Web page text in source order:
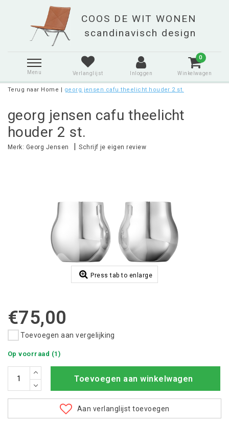
Menu Verlanglijst Inloggen
0
Winkelwagen
Terug naar Home | georg jensen cafu theelicht houder 2 st.
georg jensen cafu theelicht
houder 2 st.
Merk: Georg Jensen |Schrijf je eigen review
Press tab to enlarge
€75,00
Toevoegen aan vergelijking
Op voorraad (1)
Toevoegen aan winkelwagen
Aan verlanglijst toevoegen